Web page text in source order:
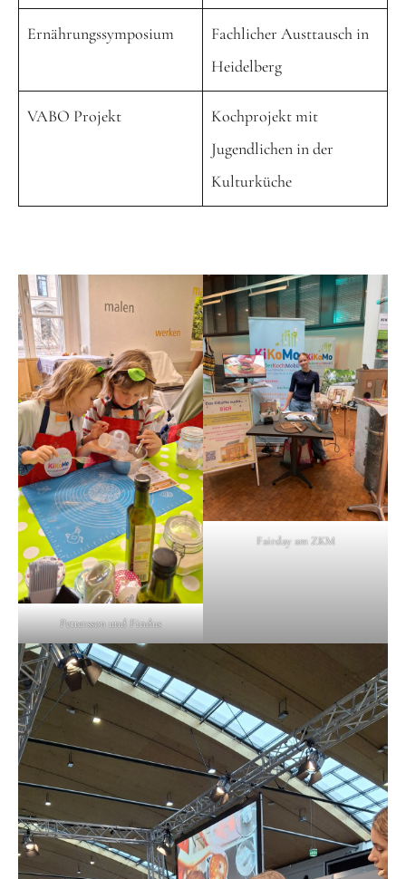
Ernährungssymposium
Fachlicher Austtausch in
Heidelberg
VABO Projekt
Kochprojekt mit
Jugendlichen in der
Kulturküche
Pettersson und Findus
Fairday am ZKM